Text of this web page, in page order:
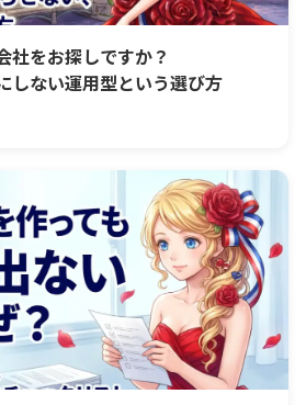
社をお探しですか？
しない運用型という選び方